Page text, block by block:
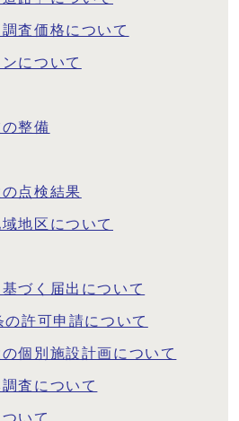
査価格について
について
整備
点検結果
地区について
づく届出について
許可申請について
個別施設計画について
査について